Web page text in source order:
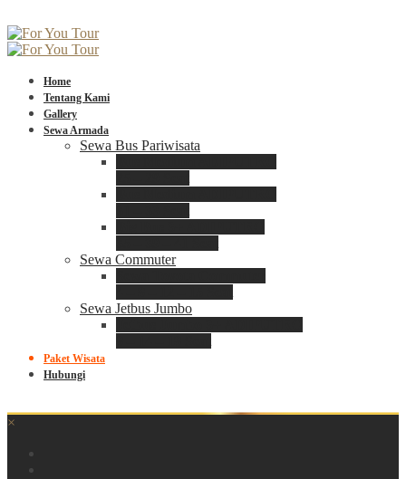
Home
Tentang Kami
Gallery
Sewa Armada
Sewa Bus Pariwisata
Sewa Commuter
Sewa Jetbus Jumbo
Paket Wisata
Hubungi
×